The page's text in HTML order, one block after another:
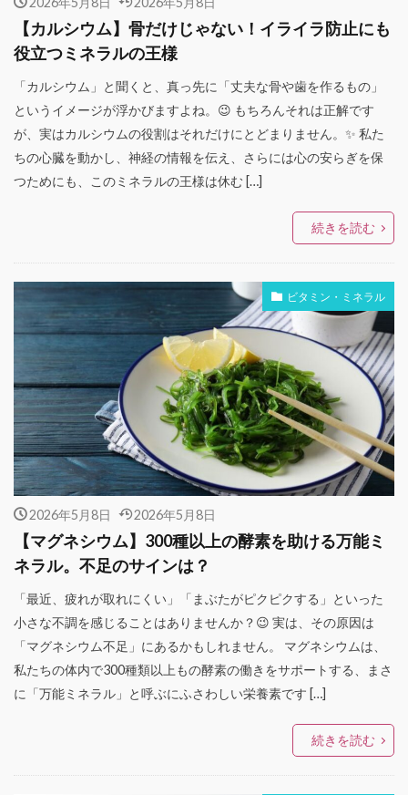
【カルシウム】骨だけじゃない！イライラ防止にも
役立つミネラルの王様
「カルシウム」と聞くと、真っ先に「丈夫な骨や歯を作るもの」
というイメージが浮かびますよね。😉 もちろんそれは正解です
が、実はカルシウムの役割はそれだけにとどまりません。✨ 私た
ちの心臓を動かし、神経の情報を伝え、さらには心の安らぎを保
つためにも、このミネラルの王様は休む […]
続きを読む
ビタミン・ミネラル
2026年5月8日 2026年5月8日
【マグネシウム】300種以上の酵素を助ける万能ミ
ネラル。不足のサインは？
「最近、疲れが取れにくい」「まぶたがピクピクする」といった
小さな不調を感じることはありませんか？😉 実は、その原因は
「マグネシウム不足」にあるかもしれません。 マグネシウムは、
私たちの体内で300種類以上もの酵素の働きをサポートする、まさ
に「万能ミネラル」と呼ぶにふさわしい栄養素です […]
続きを読む